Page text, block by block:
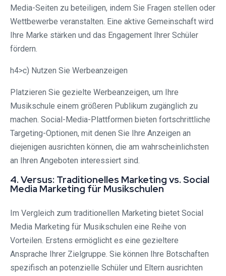
Media-Seiten zu beteiligen, indem Sie Fragen stellen oder
Wettbewerbe veranstalten. Eine aktive Gemeinschaft wird
Ihre Marke stärken und das Engagement Ihrer Schüler
fördern.
h4>c) Nutzen Sie Werbeanzeigen
Platzieren Sie gezielte Werbeanzeigen, um Ihre
Musikschule einem größeren Publikum zugänglich zu
machen. Social-Media-Plattformen bieten fortschrittliche
Targeting-Optionen, mit denen Sie Ihre Anzeigen an
diejenigen ausrichten können, die am wahrscheinlichsten
an Ihren Angeboten interessiert sind.
4. Versus: Traditionelles Marketing vs. Social
Media Marketing für Musikschulen
Im Vergleich zum traditionellen Marketing bietet Social
Media Marketing für Musikschulen eine Reihe von
Vorteilen. Erstens ermöglicht es eine gezieltere
Ansprache Ihrer Zielgruppe. Sie können Ihre Botschaften
spezifisch an potenzielle Schüler und Eltern ausrichten